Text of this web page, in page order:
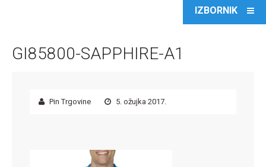
GI85800-SAPPHIRE-A1
Pin Trgovine 5. ožujka 2017.